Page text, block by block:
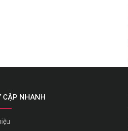
CẬP NHANH